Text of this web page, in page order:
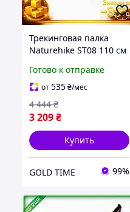
Трекинговая палка
Naturehike ST08 110 см
туризма бордовая
палка для походов GL-
55
Готово к отправке
от535₴/мес
3 209₴
4 444 ₴
Купить
GOLD TIME 99%